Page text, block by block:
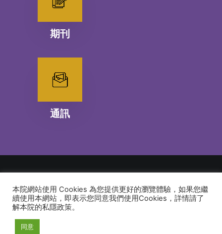
期刊
通訊
© 2026 建道神學院Alliance Bible Seminary. All rights reserved
本院網站使用 Cookies 為您提供更好的瀏覽體驗，如果您繼
續使用本網站，即表示您同意我們使用Cookies，詳情請了
解本院的私隱政策。
同意